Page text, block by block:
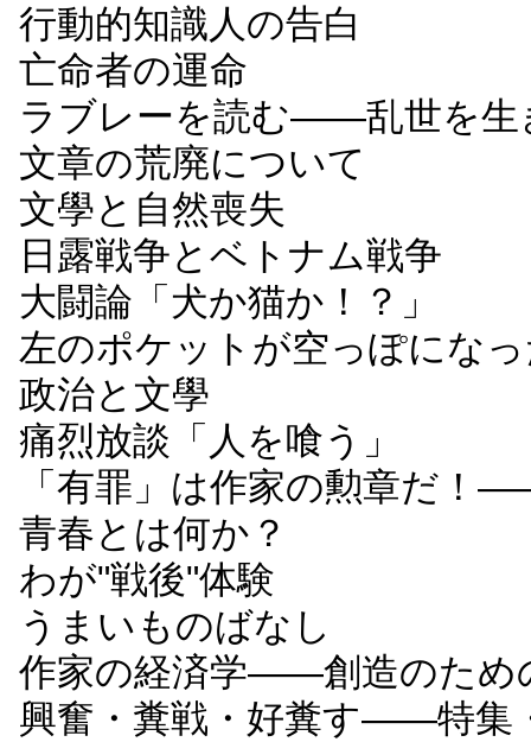
行動的知識人の告白
亡命者の運命
ラブレーを読む――乱世を生
文章の荒廃について
文學と自然喪失
日露戦争とベトナム戦争
大闘論「犬か猫か！？」
左のポケットが空っぽにな
政治と文學
痛烈放談「人を喰う」
「有罪」は作家の勲章だ！
青春とは何か？
わが"戦後"体験
うまいものばなし
作家の経済学――創造のため
興奮・糞戦・好糞す――特集